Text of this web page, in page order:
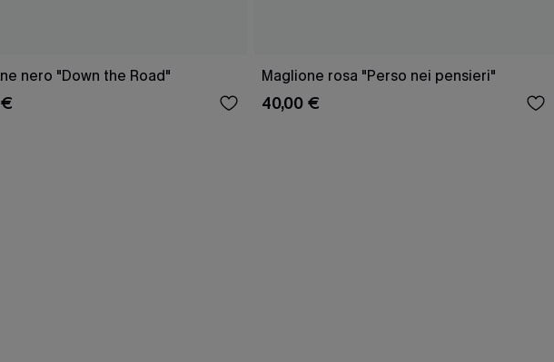
nero "Down the Road" Maglione rosa "Perso nei pensieri"
40,00 €